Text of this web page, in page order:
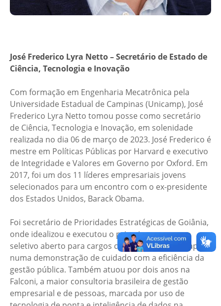
José Frederico Lyra Netto – Secretário de Estado de
Ciência, Tecnologia e Inovação
Com formação em Engenharia Mecatrônica pela
Universidade Estadual de Campinas (Unicamp), José
Frederico Lyra Netto tomou posse como secretário
de Ciência, Tecnologia e Inovação, em solenidade
realizada no dia 06 de março de 2023. José Frederico é
mestre em Políticas Públicas por Harvard e executivo
de Integridade e Valores em Governo por Oxford. Em
2017, foi um dos 11 líderes empresariais jovens
selecionados para um encontro com o ex-presidente
dos Estados Unidos, Barack Obama.
Foi secretário de Prioridades Estratégicas de Goiânia,
onde idealizou e executou o primeiro processo
seletivo aberto para cargos comissionados da Capital,
numa demonstração de cuidado com a eficiência da
gestão pública. Também atuou por dois anos na
Falconi, a maior consultoria brasileira de gestão
empresarial e de pessoas, marcada por uso de